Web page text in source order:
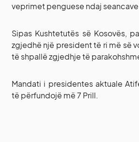
veprimet penguese ndaj
Sipas Kushtetutës së Kosovës,
zgjedhë një president të ri më së
të shpallë zgjedhje të
Mandati i presidentes aktuale
të përfundojë më 7 Prill.